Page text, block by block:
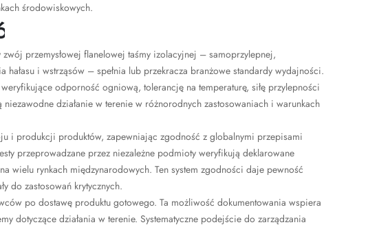
środowiskowych.
przemysłowej flanelowej taśmy izolacyjnej – samoprzylepnej,
i wstrząsów – spełnia lub przekracza branżowe standardy wydajności.
odporność ogniową, tolerancję na temperaturę, siłę przylepności
działanie w terenie w różnorodnych zastosowaniach i warunkach
i produkcji produktów, zapewniając zgodność z globalnymi przepisami
przeprowadzane przez niezależne podmioty weryfikują deklarowane
wielu rynkach międzynarodowych. Ten system zgodności daje pewność
do zastosowań krytycznych.
po dostawę produktu gotowego. Ta możliwość dokumentowania wspiera
dotyczące działania w terenie. Systematyczne podejście do zarządzania